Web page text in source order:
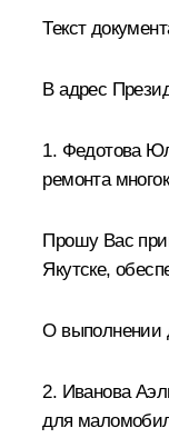
Текст
В адрес
1. Федотова
ремонта
Прошу Вас
Якутске,
О выполнении
2. Иванова
для